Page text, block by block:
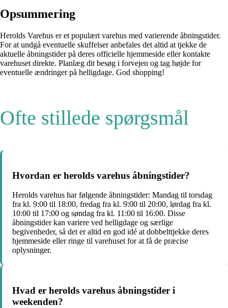
Opsummering
Herolds Varehus er et populært varehus med varierende åbningstider.
For at undgå eventuelle skuffelser anbefales det altid at tjekke de
aktuelle åbningstider på deres officielle hjemmeside eller kontakte
varehuset direkte. Planlæg dit besøg i forvejen og tag højde for
eventuelle ændringer på helligdage. God shopping!
Ofte stillede spørgsmål
Hvordan er herolds varehus åbningstider?
Herolds varehus har følgende åbningstider: Mandag til torsdag
fra kl. 9:00 til 18:00, fredag fra kl. 9:00 til 20:00, lørdag fra kl.
10:00 til 17:00 og søndag fra kl. 11:00 til 16:00. Disse
åbningstider kan variere ved helligdage og særlige
begivenheder, så det er altid en god idé at dobbelttjekke deres
hjemmeside eller ringe til varehuset for at få de præcise
oplysninger.
Hvad er herolds varehus åbningstider i
weekenden?